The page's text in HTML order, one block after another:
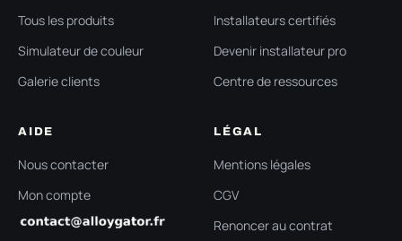
Tous les produits
Simulateur de couleur
Galerie clients
Installateurs certifiés
Devenir installateur pro
Centre de ressources
AIDE
Nous contacter
Mon compte
LÉGAL
Mentions légales
CGV
Renoncer au contrat